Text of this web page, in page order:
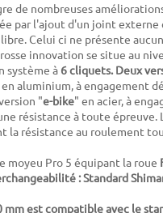
de nombreuses
par l'ajout d'un joint
Celui ci ne présente
innovation se situe au
système à 6 cliquets. Deux
en aluminium, à engagement
"e-bike" en acier, à
résistance à toute épreuve.
la résistance au roulement
moyeu Pro 5 équipant la roue
: Standard
mm est compatible avec le